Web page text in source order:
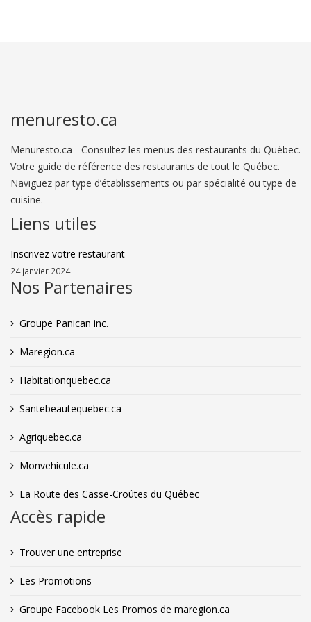
menuresto.ca
Menuresto.ca - Consultez les menus des restaurants du Québec.
Votre guide de référence des restaurants de tout le Québec.
Naviguez par type d’établissements ou par spécialité ou type de
cuisine.
Liens utiles
Inscrivez votre restaurant
24 janvier 2024
Nos Partenaires
Groupe Panican inc.
Maregion.ca
Habitationquebec.ca
Santebeautequebec.ca
Agriquebec.ca
Monvehicule.ca
La Route des Casse-Croûtes du Québec
Accès rapide
Trouver une entreprise
Les Promotions
Groupe Facebook Les Promos de maregion.ca